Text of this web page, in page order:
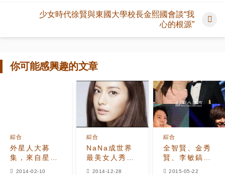
少女時代徐賢與東國大學校長金熙國會談“我
心的根源”
你可能感興趣的文章
外星人大募
集，來自星星
綜合
2014-02-10
NaNa成世界
最美女人秀智
綜合
2014-12-28
全智賢、金秀
賢、李敏鎬、
綜合
2015-05-22